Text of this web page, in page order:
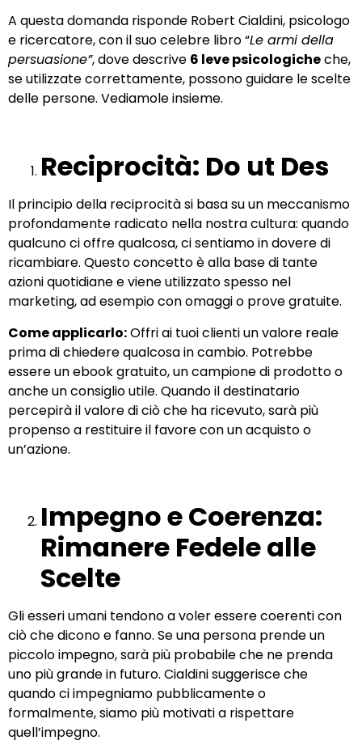
A questa domanda risponde Robert Cialdini, psicologo
e ricercatore, con il suo celebre libro “Le armi della
persuasione”, dove descrive 6 leve psicologicheche,
se utilizzate correttamente, possono guidare le scelte
delle persone. Vediamole insieme.
Reciprocità: Do ut Des
Il principio della reciprocità si basa su un meccanismo
profondamente radicato nella nostra cultura: quando
qualcuno ci offre qualcosa, ci sentiamo in dovere di
ricambiare. Questo concetto è alla base di tante
azioni quotidiane e viene utilizzato spesso nel
marketing, ad esempio con omaggi o prove gratuite.
Come applicarlo:Offri ai tuoi clienti un valore reale
prima di chiedere qualcosa in cambio. Potrebbe
essere un ebook gratuito, un campione di prodotto o
anche un consiglio utile. Quando il destinatario
percepirà il valore di ciò che ha ricevuto, sarà più
propenso a restituire il favore con un acquisto o
un’azione.
Impegno e Coerenza:
Rimanere Fedele alle
Scelte
Gli esseri umani tendono a voler essere coerenti con
ciò che dicono e fanno. Se una persona prende un
piccolo impegno, sarà più probabile che ne prenda
uno più grande in futuro. Cialdini suggerisce che
quando ci impegniamo pubblicamente o
formalmente, siamo più motivati a rispettare
quell’impegno.